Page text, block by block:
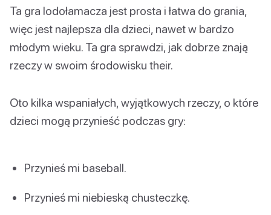
Ta gra lodołamacza jest prosta i łatwa do grania,
więc jest najlepsza dla dzieci, nawet w bardzo
młodym wieku. Ta gra sprawdzi, jak dobrze znają
rzeczy w swoim środowisku their.
Oto kilka wspaniałych, wyjątkowych rzeczy, o które
dzieci mogą przynieść podczas gry:
Przynieś mi baseball.
Przynieś mi niebieską chusteczkę.